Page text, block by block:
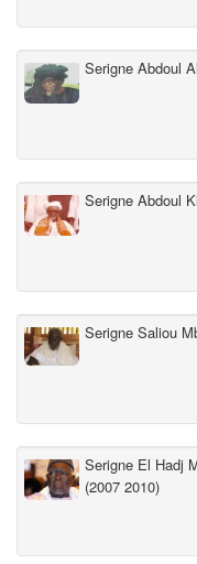
Serigne Abdoul
Serigne Abdoul
Serigne Saliou
Serigne El Hadj
(2007 2010)